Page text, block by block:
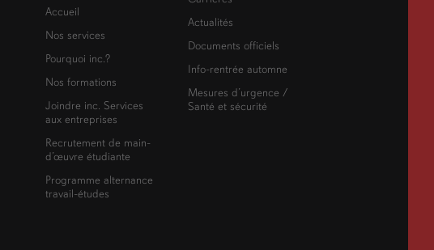
Accueil
Nos services
Pourquoi inc.?
Nos formations
Joindre inc. Services
aux entreprises
Recrutement de main-
d’œuvre étudiante
Programme alternance
travail-études
Actualités
Documents officiels
Info-rentrée automne
Mesures d’urgence /
Santé et sécurité